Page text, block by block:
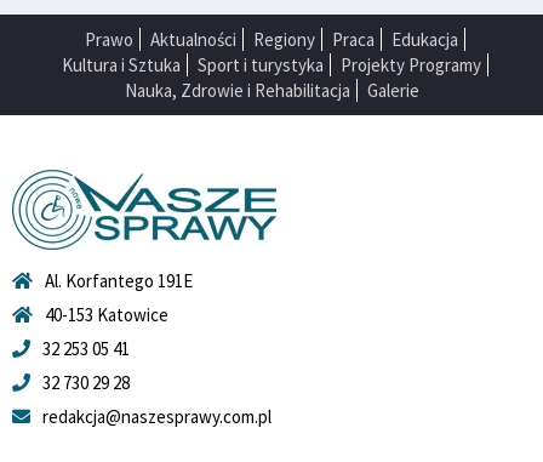
Prawo Aktualności Regiony Praca
Edukacja
Kultura i Sztuka
Sport i turystyka
Projekty Programy
Nauka, Zdrowie i Rehabilitacja
Galerie
Al. Korfantego 191E
40-153 Katowice
32 253 05 41
32 730 29 28
redakcja@naszesprawy.com.pl